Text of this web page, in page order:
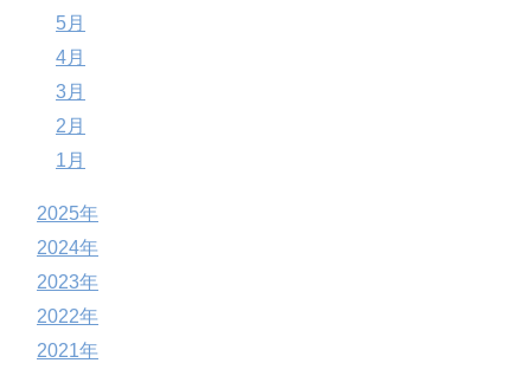
5月
4月
3月
2月
1月
2025年
2024年
2023年
2022年
2021年